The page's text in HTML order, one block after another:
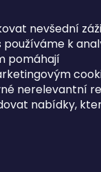
nevšední
k
pomáhají
nerelevantní
nabídky,
Postup
lhůtě
cookies